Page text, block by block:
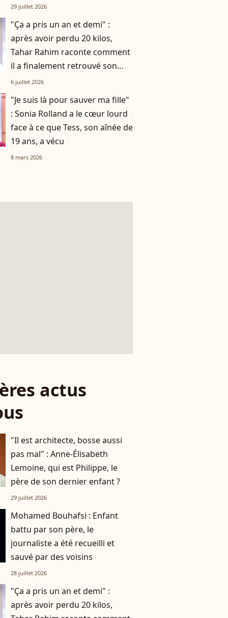
29 juillet 2026
"Ça a pris un an et demi" :
après avoir perdu 20 kilos,
Tahar Rahim raconte comment
il a finalement retrouvé son
énergie vitale
6 juillet 2026
"Je suis là pour sauver ma fille"
: Sonia Rolland a le cœur lourd
face à ce que Tess, son aînée de
19 ans, a vécu
8 mars 2026
actus
"Il est architecte, bosse aussi
pas mal" : Anne-Élisabeth
Lemoine, qui est Philippe, le
père de son dernier enfant ?
29 juillet 2026
Mohamed Bouhafsi : Enfant
battu par son père, le
journaliste a été recueilli et
sauvé par des voisins
28 juillet 2026
"Ça a pris un an et demi" :
après avoir perdu 20 kilos,